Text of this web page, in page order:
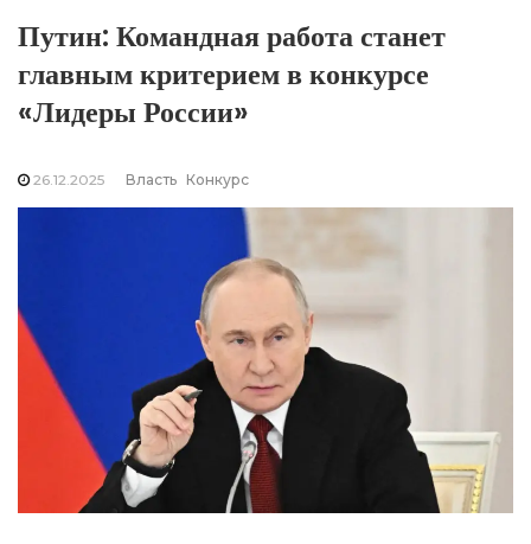
Путин: Командная работа станет
главным критерием в конкурсе
«Лидеры России»
26.12.2025 Власть Конкурс